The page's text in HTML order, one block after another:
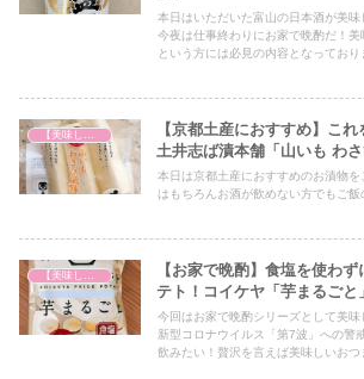
本日はいただいた富山の日本酒が美味
今夜は仕事終わりにお家で晩酌だ！美
という方には必見の内容となってお
【美味しいは正義】
【京都土産におすすめ】こ
土井志ば漬本舗「山いも わさ
本日は京都土産におすすめのお漬物
はもちろんお酒が飲めない方でもご飯
【美味しいは正義】
【お家で晩酌】食塩を使わ
テト！コイケヤ「芋まるごと」
今回はお家で晩酌シリーズとして美
新型コロナウイルス「第7波」への警
飲みたい！贅沢を言えば美味しいお